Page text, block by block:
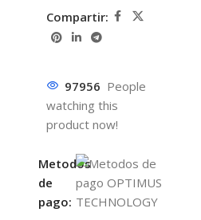
Compartir:
97956 People
watching this
product now!
Metodos
de
pago: